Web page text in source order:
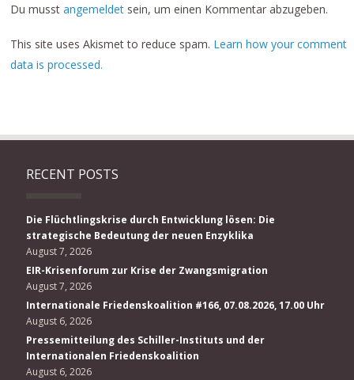
Du musstangemeldet sein, um einen Kommentar abzugeben.
This site uses Akismet to reduce spam. Learn how your comment
data is processed.
RECENT POSTS
Die Flüchtlingskrise durch Entwicklung lösen: Die
strategische Bedeutung der neuen Enzyklika
August 7, 2026
EIR-Krisenforum zur Krise der Zwangsmigration
August 7, 2026
Internationale Friedenskoalition #166, 07.08.2026, 17.00 Uhr
August 6, 2026
Pressemitteilung des Schiller-Instituts und der
Internationalen Friedenskoalition
August 6, 2026